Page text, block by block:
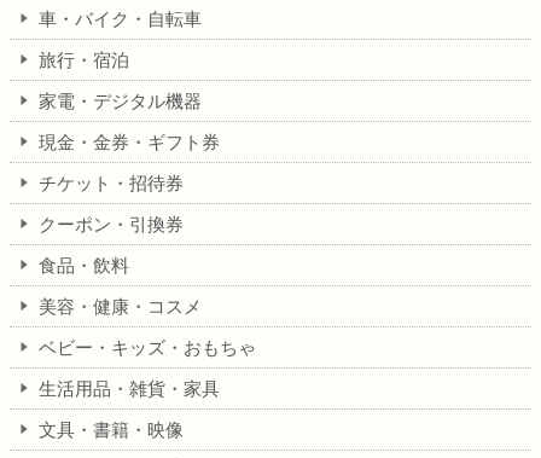
車・バイク・自転車
旅行・宿泊
家電・デジタル機器
現金・金券・ギフト券
チケット・招待券
クーポン・引換券
食品・飲料
美容・健康・コスメ
ベビー・キッズ・おもちゃ
生活用品・雑貨・家具
文具・書籍・映像